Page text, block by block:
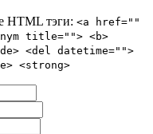
HTML тэги: <a href=""
title=""> <b>
<del datetime="">
<strong>